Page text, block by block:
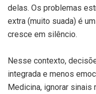
delas. Os problemas
extra (muito suada) é
cresce em silêncio.
Nesse contexto,
integrada e menos
Medicina, ignorar sinais